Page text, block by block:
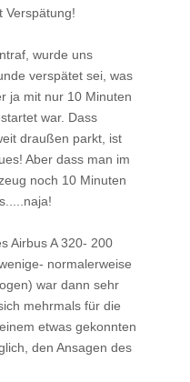
Verspätung!
wurde uns
verspätet sei, was
ja mit nur 10 Minuten
war. Dass
draußen parkt, ist
Aber dass man im
noch 10 Minuten
Airbus A 320- 200
normalerweise
war dann sehr
mehrmals für die
etwas gekonnten
den Ansagen des